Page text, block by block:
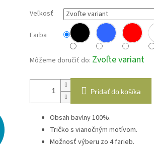
Veľkosť
Farba
Môžeme doručiť do: Zvoľte variant
Pridať do košíka
Obsah bavlny 100%.
Tričko s vianočným motívom.
Možnosť výberu zo 4 farieb.